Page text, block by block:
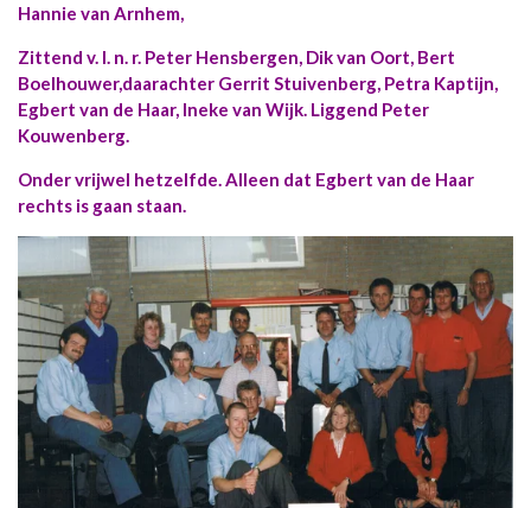
Hannie van Arnhem,
Zittend v. l. n. r. Peter Hensbergen, Dik van Oort, Bert
Boelhouwer,daarachter Gerrit Stuivenberg, Petra Kaptijn,
Egbert van de Haar, Ineke van Wijk. Liggend Peter
Kouwenberg.
Onder vrijwel hetzelfde. Alleen dat Egbert van de Haar
rechts is gaan staan.